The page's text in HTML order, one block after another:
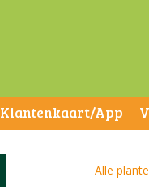
Klantenkaart/App
Alle